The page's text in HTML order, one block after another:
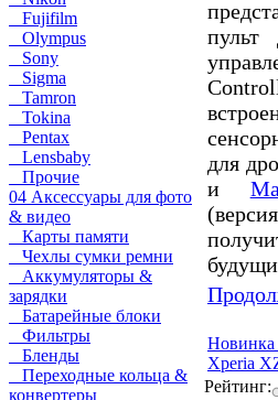
Fujifilm
Olympus
Sony
Sigma
Tamron
Tokina
Pentax
Lensbaby
Прочие
04 Аксессуары для фото
& видео
Карты памяти
Чехлы сумки ремни
Аккумуляторы &
зарядки
Батарейные блоки
Фильтры
Бленды
Переходные кольца &
конвертеры
пульт
для
и
Новинка
Xperia
Рейтинг: